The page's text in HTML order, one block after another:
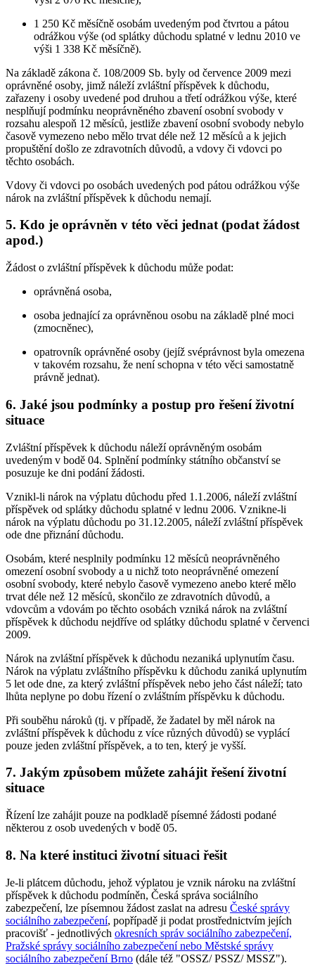
1 250 Kč měsíčně osobám uvedeným pod čtvrtou a pátou
odrážkou výše (od splátky důchodu splatné v lednu 2010 ve
výši 1 338 Kč měsíčně).
Na základě zákona č. 108/2009 Sb. byly od července 2009 mezi
oprávněné osoby, jimž náleží zvláštní příspěvek k důchodu,
zařazeny i osoby uvedené pod druhou a třetí odrážkou výše, které
nesplňují podmínku neoprávněného zbavení osobní svobody v
rozsahu alespoň 12 měsíců, jestliže zbavení osobní svobody nebylo
časově vymezeno nebo mělo trvat déle než 12 měsíců a k jejich
propuštění došlo ze zdravotních důvodů, a vdovy či vdovci po
těchto osobách.
Vdovy či vdovci po osobách uvedených pod pátou odrážkou výše
nárok na zvláštní příspěvek k důchodu nemají.
5. Kdo je oprávněn v této věci jednat (podat žádost
apod.)
Žádost o zvláštní příspěvek k důchodu může podat:
oprávněná osoba,
osoba jednající za oprávněnou osobu na základě plné moci
(zmocněnec),
opatrovník oprávněné osoby (jejíž svéprávnost byla omezena
v takovém rozsahu, že není schopna v této věci samostatně
právně jednat).
6. Jaké jsou podmínky a postup pro řešení životní
situace
Zvláštní příspěvek k důchodu náleží oprávněným osobám
uvedeným v bodě 04. Splnění podmínky státního občanství se
posuzuje ke dni podání žádosti.
Vznikl-li nárok na výplatu důchodu před 1.1.2006, náleží zvláštní
příspěvek od splátky důchodu splatné v lednu 2006. Vznikne-li
nárok na výplatu důchodu po 31.12.2005, náleží zvláštní příspěvek
ode dne přiznání důchodu.
Osobám, které nesplnily podmínku 12 měsíců neoprávněného
omezení osobní svobody a u nichž toto neoprávněné omezení
osobní svobody, které nebylo časově vymezeno anebo které mělo
trvat déle než 12 měsíců, skončilo ze zdravotních důvodů, a
vdovcům a vdovám po těchto osobách vzniká nárok na zvláštní
příspěvek k důchodu nejdříve od splátky důchodu splatné v červenci
2009.
Nárok na zvláštní příspěvek k důchodu nezaniká uplynutím času.
Nárok na výplatu zvláštního příspěvku k důchodu zaniká uplynutím
5 let ode dne, za který zvláštní příspěvek nebo jeho část náleží; tato
lhůta neplyne po dobu řízení o zvláštním příspěvku k důchodu.
Při souběhu nároků (tj. v případě, že žadatel by měl nárok na
zvláštní příspěvek k důchodu z více různých důvodů) se vyplácí
pouze jeden zvláštní příspěvek, a to ten, který je vyšší.
7. Jakým způsobem můžete zahájit řešení životní
situace
Řízení lze zahájit pouze na podkladě písemné žádosti podané
některou z osob uvedených v bodě 05.
8. Na které instituci životní situaci řešit
Je-li plátcem důchodu, jehož výplatou je vznik nároku na zvláštní
příspěvek k důchodu podmíněn, Česká správa sociálního
zabezpečení, lze písemnou žádost zaslat na adresu České správy
sociálního zabezpečení, popřípadě ji podat prostřednictvím jejích
pracovišť - jednotlivých okresních správ sociálního zabezpečení,
Pražské správy sociálního zabezpečení nebo Městské správy
sociálního zabezpečení Brno (dále též "OSSZ/ PSSZ/ MSSZ").